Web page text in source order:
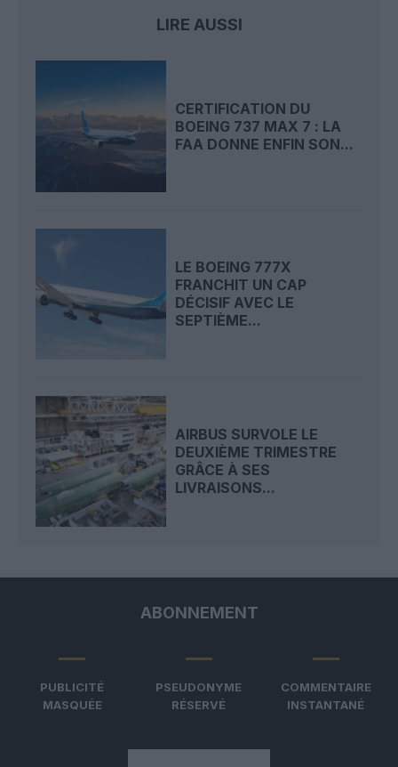
LIRE AUSSI
CERTIFICATION DU
BOEING 737 MAX 7 : LA
FAA DONNE ENFIN SON...
LE BOEING 777X
FRANCHIT UN CAP
DÉCISIF AVEC LE
SEPTIÈME...
AIRBUS SURVOLE LE
DEUXIÈME TRIMESTRE
GRÂCE À SES
LIVRAISONS...
ABONNEMENT
PUBLICITÉ
MASQUÉE
PSEUDONYME
RÉSERVÉ
COMMENTAIRE
INSTANTANÉ